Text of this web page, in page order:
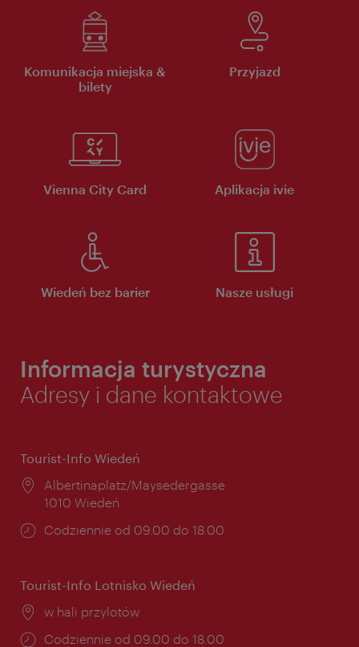
Komunikacja miejska &
bilety
Przyjazd
Vienna City Card Aplikacja ivie
Wiedeń bez barier Nasze usługi
Informacja turystyczna
Adresy i dane kontaktowe
Tourist-Info Wiedeń
Miejsce:
Albertinaplatz/Maysedergasse
1010 Wiedeń
Godziny
Codziennie od 09.00 do 18.00
Tourist-Info Lotnisko Wiedeń
Miejsce:
w hali przylotów
Godziny
Codziennie od 09.00 do 18.00